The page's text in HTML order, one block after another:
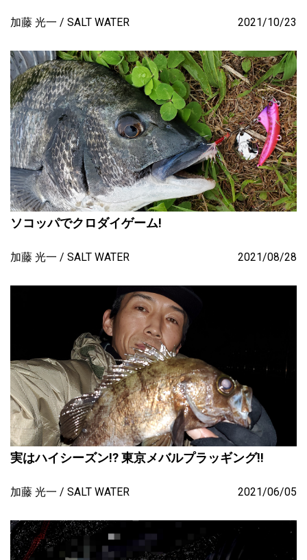
加藤 光一 SALT WATER 2021/10/23
ソコッパでクロダイゲーム!
加藤 光一 SALT WATER 2021/08/28
実はハイシーズン!? 東京メバルプラッギング!!
加藤 光一 SALT WATER 2021/06/05